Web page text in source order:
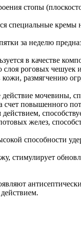
стопы
специальные
за неделю
в качестве
роговых
размягчению
действие мочевины,
счет повышенного
желез,
способности
стимулирует